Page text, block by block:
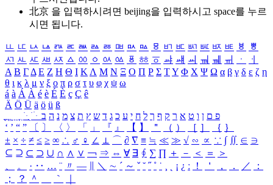
北京 을 입력하시려면 beijing을 입력하시고 space를 누르
시면 됩니다.
ㅥ ㅦ ㅧ ㅨ ㅩ ㅪ ㅫ ㅬ ㅭ ㅮ ㅯ ㅰ ㅱ ㅲ ㅳ ㅴ ㅵ ㅶ ㅷ ㅸ
ㅹ
ㅺ ㅻ ㅼ ㅽ ㅾ ㅿ ㆀ ㆁ ㆂ ㆃ ㆄ ㆅ ㆆ ㆇ ㆈ ㆉ ㆊ ㆋ ㆌ ㆍ
ㆎ
Α Β ΓΔ Ε Ζ Η Θ Ι ΚΛ Μ Ν Ξ Ο Π Ρ Σ ΤΥ Φ Χ Ψ Ω α β γ δ ε ζ η
θ ι κ λ μ ν ξ ο π ρ σ τ υ φ χ ψ ω
á à Á À é è É È ç Ç ê
Ä Ö Ü ä ö ü ß
ִֶֹ ֻּ ׁׂ פ ם ן ו ט א ר ק ף ך ל ח י ע כ ג ד ש ץ ת צ מ נ ה ב
‘ ’ “ ” 〔 〕 〈 〉 「 」 『 』 【 】 ＂ （ ） ［ ］ ｛ ｝
± × ÷ ≠ ≤ ≥ ∞ ∴ ♂ ♀ ∠ ⊥ ⌒ ∂ ∇ ≡ ≒ ≪ ≫ √ ∽ ∝ ∵ ∫ ∬ ∈ ∋
⊆ ⊇ ⊂ ⊃ ∪ ∩ ∧ ∨ ￢ ⇒ ⇔ ∀ ∃ ∮ ∑ ∏ ＋ － ＜ ＝
＞
、
。 · ‥ … ¨ 〃 ― ＼ ∼ ´ ～ ˇ ˘ ˝ ˚ ˙ ¸ ¡ ¿ ː ！ ＇ ， ． ／
：
；
？ ＾ ｀